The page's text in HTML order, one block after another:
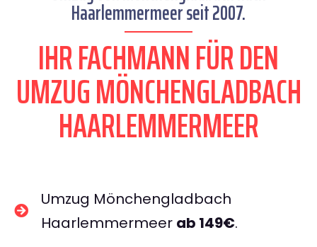
Haarlemmermeer seit 2007.
IHR FACHMANN FÜR DEN
UMZUG MÖNCHENGLADBACH
HAARLEMMERMEER
Umzug Mönchengladbach
Haarlemmermeer ab 149€.